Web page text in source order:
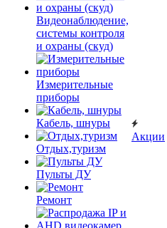
Видеонаблюдение,
системы контроля
и охраны (скуд)
Измерительные
приборы
Кабель, шнуры
Отдых,туризм
Пульты ДУ
Ремонт
Акции